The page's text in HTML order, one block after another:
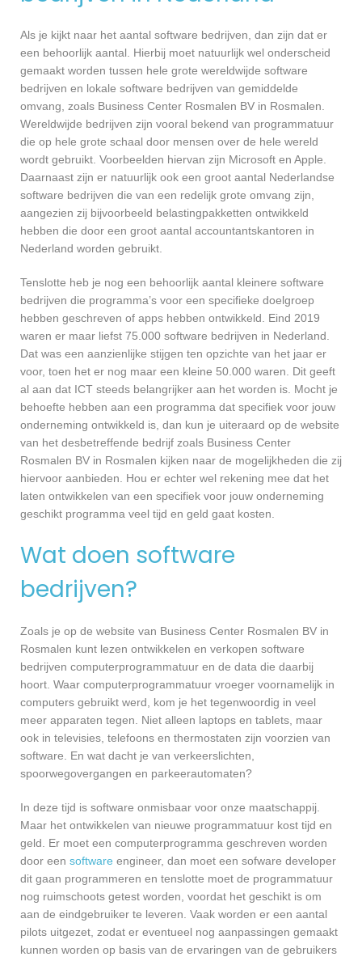
Als je kijkt naar het aantal software bedrijven, dan zijn dat er
een behoorlijk aantal. Hierbij moet natuurlijk wel onderscheid
gemaakt worden tussen hele grote wereldwijde software
bedrijven en lokale software bedrijven van gemiddelde
omvang, zoals Business Center Rosmalen BV in Rosmalen.
Wereldwijde bedrijven zijn vooral bekend van programmatuur
die op hele grote schaal door mensen over de hele wereld
wordt gebruikt. Voorbeelden hiervan zijn Microsoft en Apple.
Daarnaast zijn er natuurlijk ook een groot aantal Nederlandse
software bedrijven die van een redelijk grote omvang zijn,
aangezien zij bijvoorbeeld belastingpakketten ontwikkeld
hebben die door een groot aantal accountantskantoren in
Nederland worden gebruikt.
Tenslotte heb je nog een behoorlijk aantal kleinere software
bedrijven die programma’s voor een specifieke doelgroep
hebben geschreven of apps hebben ontwikkeld. Eind 2019
waren er maar liefst 75.000 software bedrijven in Nederland.
Dat was een aanzienlijke stijgen ten opzichte van het jaar er
voor, toen het er nog maar een kleine 50.000 waren. Dit geeft
al aan dat ICT steeds belangrijker aan het worden is. Mocht je
behoefte hebben aan een programma dat specifiek voor jouw
onderneming ontwikkeld is, dan kun je uiteraard op de website
van het desbetreffende bedrijf zoals Business Center
Rosmalen BV in Rosmalen kijken naar de mogelijkheden die zij
hiervoor aanbieden. Hou er echter wel rekening mee dat het
laten ontwikkelen van een specifiek voor jouw onderneming
geschikt programma veel tijd en geld gaat kosten.
Wat doen software
bedrijven?
Zoals je op de website van Business Center Rosmalen BV in
Rosmalen kunt lezen ontwikkelen en verkopen software
bedrijven computerprogrammatuur en de data die daarbij
hoort. Waar computerprogrammatuur vroeger voornamelijk in
computers gebruikt werd, kom je het tegenwoordig in veel
meer apparaten tegen. Niet alleen laptops en tablets, maar
ook in televisies, telefoons en thermostaten zijn voorzien van
software. En wat dacht je van verkeerslichten,
spoorwegovergangen en parkeerautomaten?
In deze tijd is software onmisbaar voor onze maatschappij.
Maar het ontwikkelen van nieuwe programmatuur kost tijd en
geld. Er moet een computerprogramma geschreven worden
door een software engineer, dan moet een sofware developer
dit gaan programmeren en tenslotte moet de programmatuur
nog ruimschoots getest worden, voordat het geschikt is om
aan de eindgebruiker te leveren. Vaak worden er een aantal
pilots uitgezet, zodat er eventueel nog aanpassingen gemaakt
kunnen worden op basis van de ervaringen van de gebruikers